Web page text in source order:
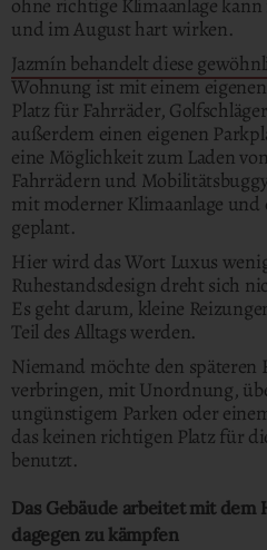
ohne richtige Klimaanlage
und im August hart wirken.
Jazmín behandelt diese
Wohnung ist mit einem
Platz für Fahrräder,
außerdem einen eigenen
eine Möglichkeit zum Laden
Fahrrädern und
mit moderner Klimaanlage und
geplant.
Hier wird das Wort Luxus
Ruhestandsdesign dreht sich
Es geht darum, kleine
Teil des Alltags werden.
Niemand möchte den späteren
verbringen, mit Unordnung,
ungünstigem Parken oder
das keinen richtigen Platz für
benutzt.
Das Gebäude arbeitet mit dem
dagegen zu kämpfen